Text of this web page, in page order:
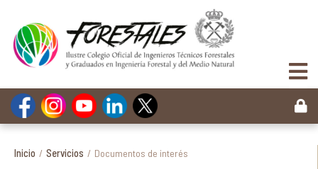
Inicio / Servicios / Documentos de interés